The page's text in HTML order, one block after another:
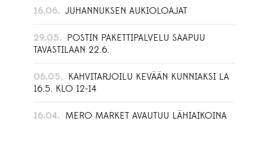
16.06. JUHANNUKSEN AUKIOLOAJAT
29.05. POSTIN PAKETTIPALVELU SAAPUU
TAVASTILAAN 22.6.
06.05. KAHVITARJOILU KEVÄÄN KUNNIAKSI LA
16.5. KLO 12-14
16.04. MERO MARKET AVAUTUU LÄHIAIKOINA